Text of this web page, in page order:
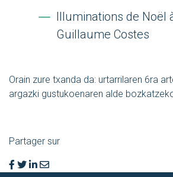
Illuminations de Noël
Guillaume Costes
Orain zure txanda da: urtarrilaren 6ra
argazki gustukoenaren alde
Partager sur